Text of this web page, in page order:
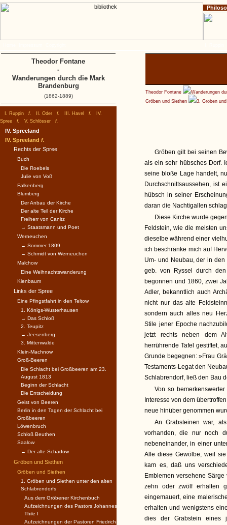
Theodor Fontane
Wanderungen
Gröben und Siethen
3. Gröben
Gröben gilt bei seinen
als ein sehr hübsches Dorf.
seine bloße Lage handelt,
Durchschnittsaussehen, ist
hübsch in seiner
daran die Nachtigallen
Diese Kirche wurde
Feldstein, wie die meisten
dieselbe während einer
ich beschränke mich auf
Um- und Neubau, der in
geb. von Ryssel durch
begonnen und 1860, zwei
Adler, bekanntlich auch
nicht nur das alte
sondern auch alles neu
Stile jener Epoche
jetzt rechts neben dem
herrührende Tafel gestiftet,
Grunde begegnen: »Frau
Testaments-Legat den
Schlabrendorf, ließ den Bau
Von so
Interesse von dem
neue hinüber genommen
An Grabsteinen war,
vorhanden, die nur noch
nebeneinander, in einer
Alle diese Gewölbe, weil
kam es, daß uns
Emblemen versehene
zehn oder zwölf erhalten
eingemauert, eine
erhalten und wenigstens
dies der Grabstein eines
I. Ruppin f. II. Oder f. III. Havel f.
IV.
Spree
f. V. Schlösser f.
IV. Spreeland
IV. Spreeland f.
Rechts der Spree
Buch
Die Roebels
Julie von Voß
Falkenberg
Blumberg
Der Anbau der Kirche
Der alte Teil der Kirche
Freiherr von Canitz
→ Staatsmann und Poet
Werneuchen
→ Sommer 1809
→ Schmidt von Werneuchen
Malchow
Eine Weihnachtswanderung
Kienbaum
Links der Spree
Eine Pfingstfahrt in den Teltow
1. Königs-Wusterhausen
→ Das Schloß
2. Teupitz
→ Jeesenberg
3. Mittenwalde
Klein-Machnow
Groß-Beeren
Die Schlacht bei Großbeeren am 23.
August 1813
Beginn der Schlacht
Die Entscheidung
Geist von Beeren
Berlin in den Tagen der Schlacht bei
Großbeeren
Löwenbruch
Schloß Beuthen
Saalow
→ Der alte Schadow
Gröben und Siethen
Gröben und Siethen
1. Gröben und Siethen unter den alten
Schlabrendorfs
Aus dem Gröbener Kirchenbuch
Aufzeichnungen des Pastors Johannes
Thile I
Aufzeichnungen der Pastoren Friedrich
Theodor Fontane
-
Wanderungen durch die Mark
Brandenburg
(1862-1889)